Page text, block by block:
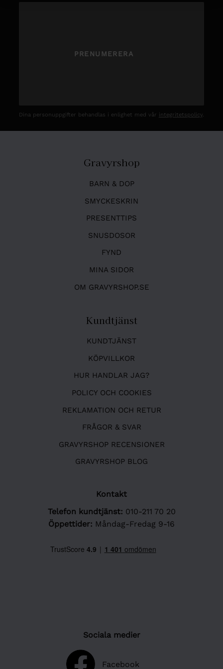
PRENUMERERA
Dina personuppgifter behandlas i enlighet med vår integritetspolicy.
Gravyrshop
BARN & DOP
SMYCKESKRIN
PRESENTTIPS
SNUSDOSOR
FYND
MINA SIDOR
OM GRAVYRSHOP.SE
Kundtjänst
KUNDTJÄNST
KÖPVILLKOR
HUR HANDLAR JAG?
POLICY OCH COOKIES
REKLAMATION OCH RETUR
FRÅGOR & SVAR
GRAVYRSHOP RECENSIONER
GRAVYRSHOP BLOG
Kontakt
Telefon kundtjänst: 010-211 70 20
Öppettider: Måndag-Fredag 9-16
Sociala medier
Facebook